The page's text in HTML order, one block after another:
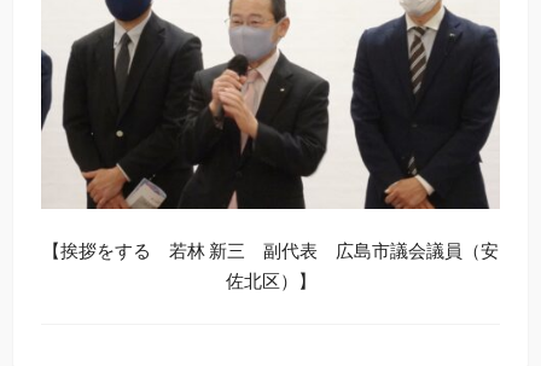
【挨拶をする 若林 新三 副代表 広島市議会議員（安
佐北区）】